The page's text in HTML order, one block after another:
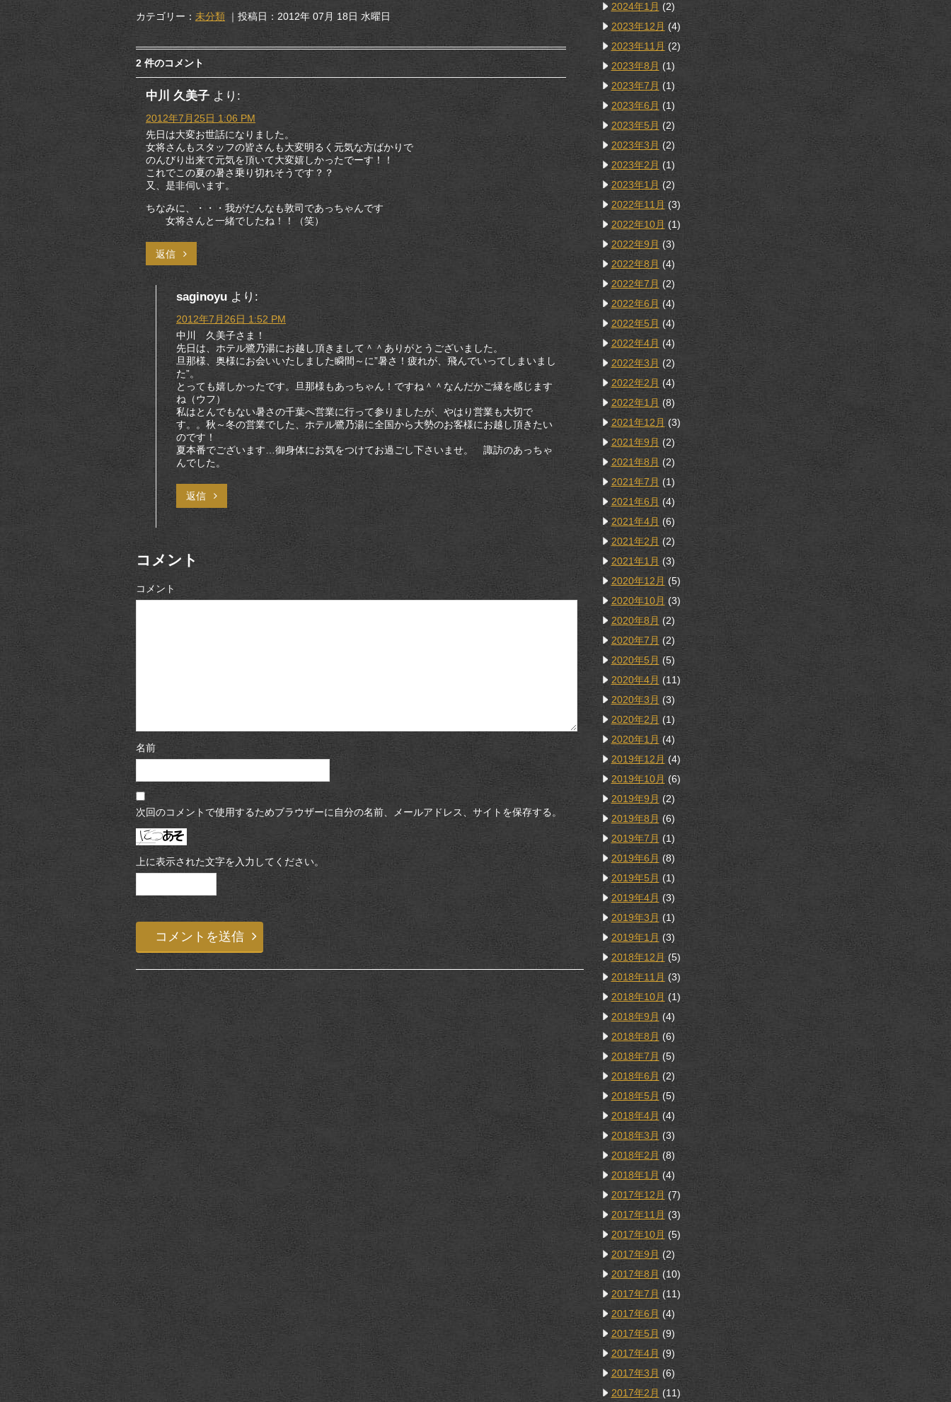
カテゴリー： 未分類 ｜投稿日：2012年 07月 18日 水曜日
2 件のコメント
中川 久美子 より:
2012年7月25日 1:06 PM
先日は大変お世話になりました。
女将さんもスタッフの皆さんも大変明るく元気な方ばかりで
のんびり出来て元気を頂いて大変嬉しかったでーす！！
これでこの夏の暑さ乗り切れそうです？？
又、是非伺います。
ちなみに、・・・我がだんなも敦司であっちゃんです
女将さんと一緒でしたね！！（笑）
返信
saginoyu より:
2012年7月26日 1:52 PM
中川 久美子さま！
先日は、ホテル鷺乃湯にお越し頂きまして＾＾ありがとうございました。
旦那様、奥様にお会いいたしました瞬間～に”暑さ！疲れが、飛んでいってしまいまし
た”。
とっても嬉しかったです。旦那様もあっちゃん！ですね＾＾なんだかご縁を感じます
ね（ウフ）
私はとんでもない暑さの千葉へ営業に行って参りましたが、やはり営業も大切で
す。。秋～冬の営業でした、ホテル鷺乃湯に全国から大勢のお客様にお越し頂きたい
のです！
夏本番でございます…御身体にお気をつけてお過ごし下さいませ。 諏訪のあっちゃ
んでした。
返信
コメント
コメント
名前
次回のコメントで使用するためブラウザーに自分の名前、メールアドレス、サイトを保存する。
上に表示された文字を入力してください。
2024年1月 (2)
2023年12月 (4)
2023年11月 (2)
2023年8月 (1)
2023年7月 (1)
2023年6月 (1)
2023年5月 (2)
2023年3月 (2)
2023年2月 (1)
2023年1月 (2)
2022年11月(3)
2022年10月 (1)
2022年9月(3)
2022年8月 (4)
2022年7月 (2)
2022年6月 (4)
2022年5月 (4)
2022年4月 (4)
2022年3月 (2)
2022年2月 (4)
2022年1月 (8)
2021年12月 (3)
2021年9月 (2)
2021年8月 (2)
2021年7月 (1)
2021年6月 (4)
2021年4月 (6)
2021年2月 (2)
2021年1月(3)
2020年12月 (5)
2020年10月 (3)
2020年8月 (2)
2020年7月 (2)
2020年5月 (5)
2020年4月 (11)
2020年3月 (3)
2020年2月 (1)
2020年1月 (4)
2019年12月 (4)
2019年10月 (6)
2019年9月 (2)
2019年8月 (6)
2019年7月 (1)
2019年6月 (8)
2019年5月 (1)
2019年4月 (3)
2019年3月(1)
2019年1月 (3)
2018年12月 (5)
2018年11月 (3)
2018年10月 (1)
2018年9月 (4)
2018年8月 (6)
2018年7月 (5)
2018年6月 (2)
2018年5月 (5)
2018年4月 (4)
2018年3月 (3)
2018年2月 (8)
2018年1月 (4)
2017年12月 (7)
2017年11月 (3)
2017年10月 (5)
2017年9月 (2)
2017年8月 (10)
2017年7月 (11)
2017年6月 (4)
2017年5月 (9)
2017年4月 (9)
2017年3月 (6)
2017年2月 (11)